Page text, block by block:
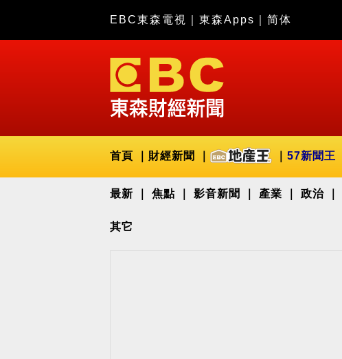
EBC東森電視 東森Apps 简体
首頁 財經新聞 57新聞王
最新 焦點 影音新聞 產業 政治
其它